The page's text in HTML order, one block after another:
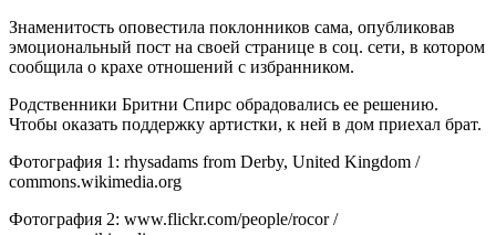
Знаменитость оповестила поклонников сама, опубликовав
эмоциональный пост на своей странице в соц. сети, в котором
сообщила о крахе отношений с избранником.
Родственники Бритни Спирс обрадовались ее решению.
Чтобы оказать поддержку артистки, к ней в дом приехал брат.
Фотография 1: rhysadams from Derby, United Kingdom /
commons.wikimedia.org
Фотография 2: www.flickr.com/people/rocor /